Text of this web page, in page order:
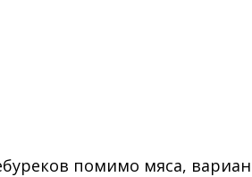
помимо мяса,